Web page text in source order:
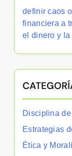
definir caos
financiera a
el dinero y
Disciplina
Estrategias
Ética y